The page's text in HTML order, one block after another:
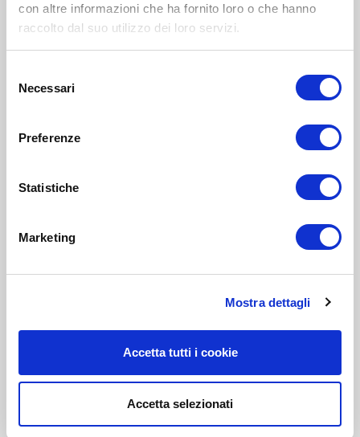
con altre informazioni che ha fornito loro o che hanno
raccolto dal suo utilizzo dei loro servizi.
delNecessari
Preferenze
Statistiche
Marketing
Mostra dettagli
Accetta tutti i cookie
Accetta selezionati